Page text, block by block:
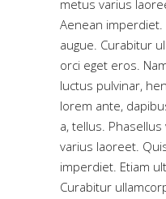
metus varius
Aenean imperdiet.
augue. Curabitur
orci eget eros.
luctus pulvinar,
lorem ante,
a, tellus.
varius laoreet.
imperdiet. Etiam
Curabitur